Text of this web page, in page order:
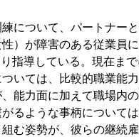
について、パートナー
）が障害のある従業員
指導している。現在ま
いては、比較的職業能
能力面に加えて職場内
がるような事柄について
む姿勢が、彼らの継続